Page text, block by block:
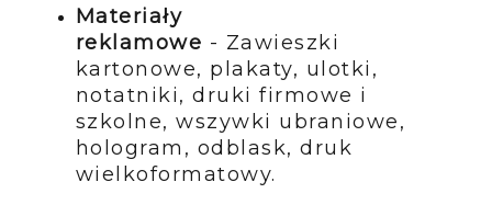
Materiały
reklamowe - Zawieszki
kartonowe, plakaty, ulotki,
notatniki, druki firmowe i
szkolne, wszywki ubraniowe,
hologram, odblask, druk
wielkoformatowy.